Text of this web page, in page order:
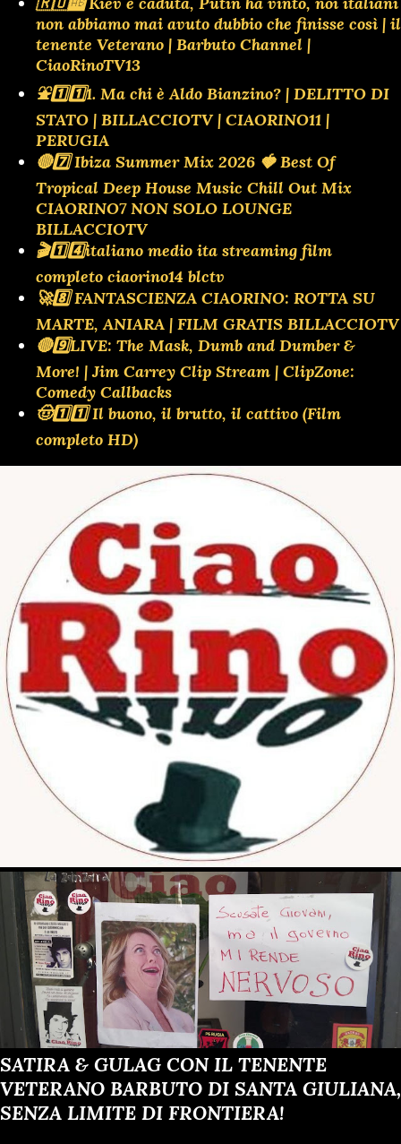
non abbiamo mai avuto dubbio che finisse così | il
tenente Veterano | Barbuto Channel |
CiaoRinoTV13
⛲️1️⃣1️⃣1. Ma chi è Aldo Bianzino? | DELITTO DI
STATO | BILLACCIOTV | CIAORINO11 |
PERUGIA
🔴7️⃣ Ibiza Summer Mix 2026 🍓 Best Of
Tropical Deep House Music Chill Out Mix
CIAORINO7 NON SOLO LOUNGE
BILLACCIOTV
🎬1️⃣4️⃣italiano medio ita streaming film
completo ciaorino14 blctv
🚀8️⃣ FANTASCIENZA CIAORINO: ROTTA SU
MARTE, ANIARA | FILM GRATIS BILLACCIOTV
🔴9️⃣LIVE: The Mask, Dumb and Dumber &
More! | Jim Carrey Clip Stream | ClipZone:
Comedy Callbacks
🤠1️⃣1️⃣ Il buono, il brutto, il cattivo (Film
completo HD)
SATIRA & GULAG CON IL TENENTE
VETERANO BARBUTO DI SANTA GIULIANA,
SENZA LIMITE DI FRONTIERA!